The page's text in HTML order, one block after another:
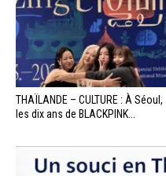
THAÏLANDE – CULTURE : À Séoul,
les dix ans de BLACKPINK...